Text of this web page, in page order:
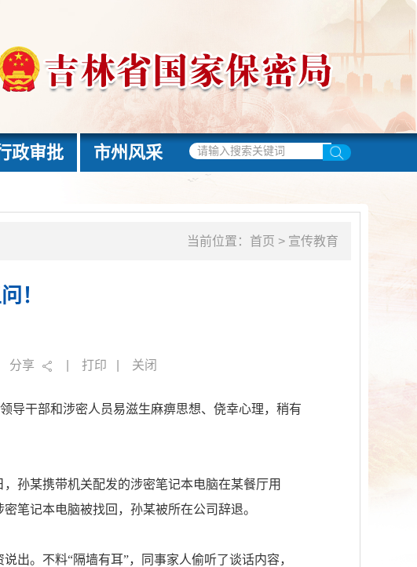
政审批 市州风采
当前位置： 首页 > 宣传教育
！
分享 打印 关闭
导干部和涉密人员易滋生麻痹思想、侥幸心理，稍有
孙某携带机关配发的涉密笔记本电脑在某餐厅用
笔记本电脑被找回，孙某被所在公司辞退。
出。不料“隔墙有耳”，同事家人偷听了谈话内容，